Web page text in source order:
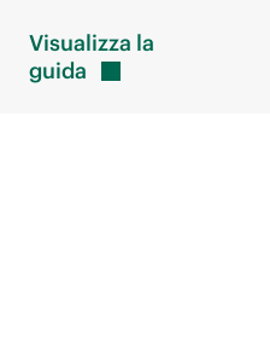
Visualizza la
guida